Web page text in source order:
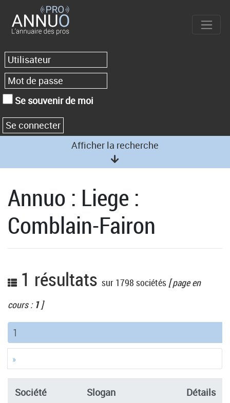
Se souvenir de moi
Afficher la recherche
Annuo : Liege :
Comblain-Fairon
1 résultats sur 1798 sociétés [ page en
cours : 1]
1
»
Société Slogan Détails